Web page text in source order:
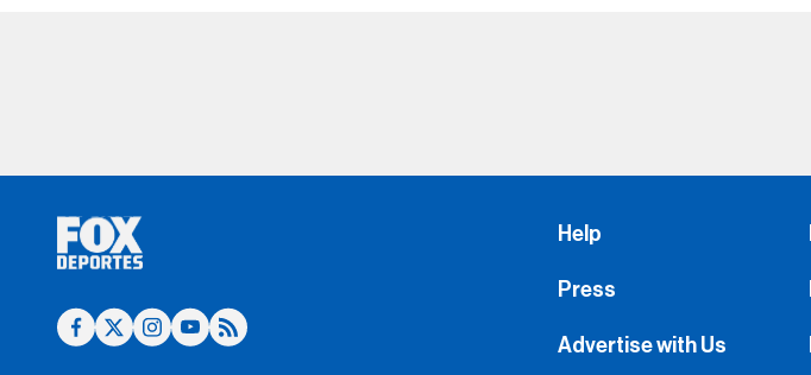
Help
Press
Advertise with Us